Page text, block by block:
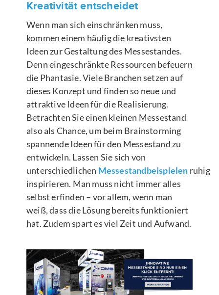
Kreativität entscheidet
Wenn man sich einschränken muss,
kommen einem häufig die kreativsten
Ideen zur Gestaltung des Messestandes.
Denn eingeschränkte Ressourcen befeuern
die Phantasie. Viele Branchen setzen auf
dieses Konzept und finden so neue und
attraktive Ideen für die Realisierung.
Betrachten Sie einen kleinen Messestand
also als Chance, um beim Brainstorming
spannende Ideen für den Messestand zu
entwickeln. Lassen Sie sich von
unterschiedlichen Messestandbeispielen ruhig
inspirieren. Man muss nicht immer alles
selbst erfinden – vor allem, wenn man
weiß, dass die Lösung bereits funktioniert
hat. Zudem spart es viel Zeit und Aufwand.